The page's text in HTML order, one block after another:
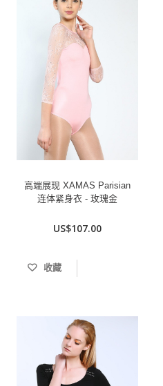
高端展现 XAMAS Parisian
连体紧身衣 - 玫瑰金
US$107.00
收藏